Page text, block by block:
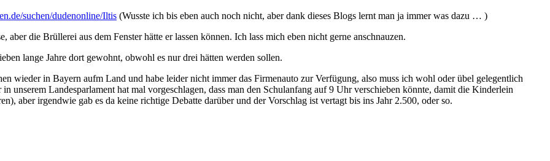
suchen/dudenonline/Iltis (Wusste ich bis eben auch noch nicht, aber dank dieses Blogs lernt man ja immer was dazu … )
die Brüllerei aus dem Fenster hätte er lassen können. Ich lass mich eben nicht gerne anschnauzen.
lange Jahre dort gewohnt, obwohl es nur drei hätten werden sollen.
wieder in Bayern aufm Land und habe leider nicht immer das Firmenauto zur Verfügung, also muss ich wohl oder übel gelegentlich
unserem Landesparlament hat mal vorgeschlagen, dass man den Schulanfang auf 9 Uhr verschieben könnte, damit die Kinderlein
aber irgendwie gab es da keine richtige Debatte darüber und der Vorschlag ist vertagt bis ins Jahr 2.500, oder so.